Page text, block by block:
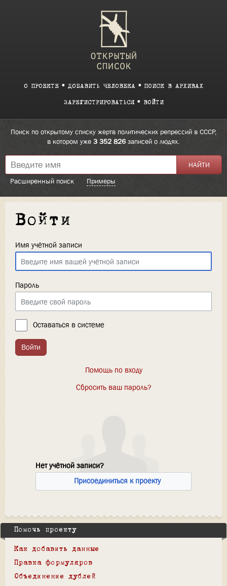
О ПРОЕКТЕ ДОБАВИТЬ ЧЕЛОВЕКА ПОИСК В АРХИВАХ
ЗАРЕГИСТРИРОВАТЬСЯ ВОЙТИ
Поиск по открытому списку жертв политических репрессий в СССР,
в котором уже 3 352 826записей о людях.
Расширенный поиск Примеры
Войти
Имя учётной записи
Пароль
Оставаться в системе
Войти
Помощь по входу
Сбросить ваш пароль?
Нет учётной записи?
Присоединиться к проекту
Помочь проекту
Как добавить данные
Правка формуляров
Объединение дублей